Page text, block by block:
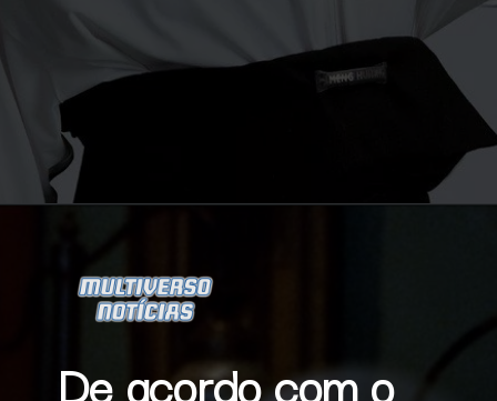
De acordo com o